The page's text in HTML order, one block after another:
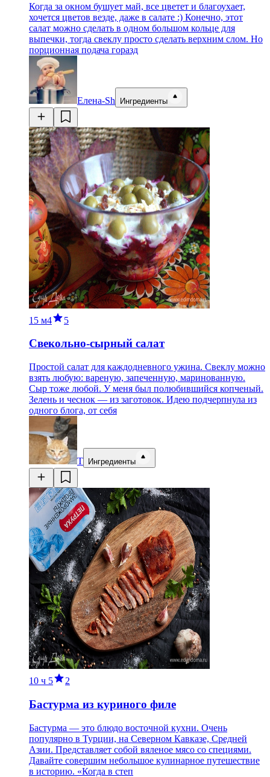
Когда за окном бушует май, все цветет и благоухает,
хочется цветов везде, даже в салате :) Конечно, этот
салат можно сделать в одном большом кольце для
выпечки, тогда свеклу просто сделать верхним слом. Но
порционная подача горазд
Елена-Sh Ингредиенты
15 м4 5
Cвекольно-сырный салат
Простой салат для каждодневного ужина. Свеклу можно
взять любую: вареную, запеченную, маринованную.
Сыр тоже любой. У меня был полюбившийся копченый.
Зелень и чеснок — из заготовок. Идею подчерпнула из
одного блога, от себя
Т Ингредиенты
10 ч 5 2
Бастурма из куриного филе
Бастурма — это блюдо восточной кухни. Очень
популярно в Турции, на Северном Кавказе, Средней
Азии. Представляет собой вяленое мясо со специями.
Давайте совершим небольшое кулинарное путешествие
в историю. «Когда в степ